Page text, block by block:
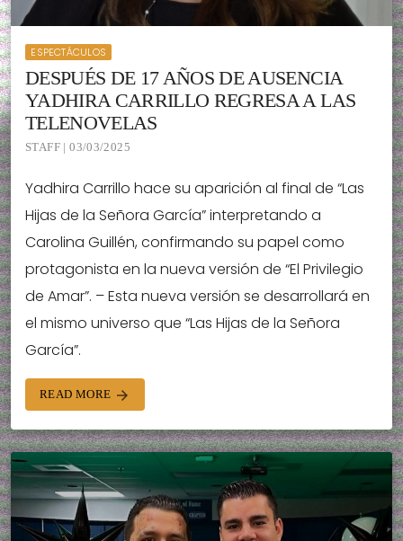
ESPECTÁCULOS
DESPUÉS DE 17 AÑOS DE AUSENCIA
YADHIRA CARRILLO REGRESA A LAS
TELENOVELAS
STAFF | 03/03/2025
Yadhira Carrillo hace su aparición al final de “Las
Hijas de la Señora García” interpretando a
Carolina Guillén, confirmando su papel como
protagonista en la nueva versión de “El Privilegio
de Amar”. – Esta nueva versión se desarrollará en
el mismo universo que “Las Hijas de la Señora
García”.
READ MORE arrow_forward